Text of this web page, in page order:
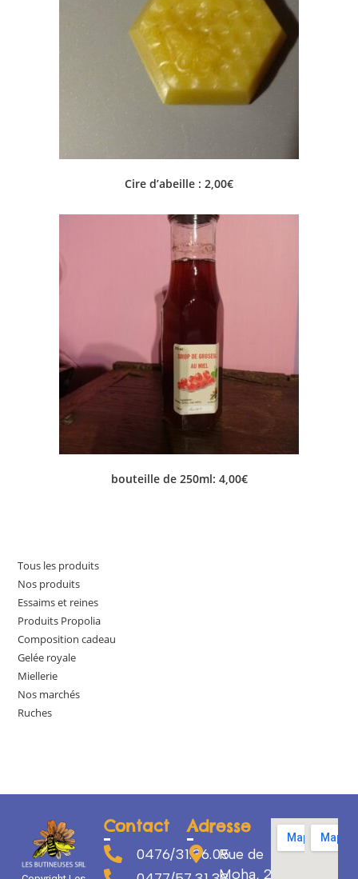
Cire d’abeille : 2,00€
bouteille de 250ml: 4,00€
Tous les produits
Nos produits
Essaims et reines
Produits Propolia
Composition cadeau
Gelée royale
Miellerie
Nos marchés
Ruches
Contact
0476/31.36.05
Adresse
Rue de
Moha, 29